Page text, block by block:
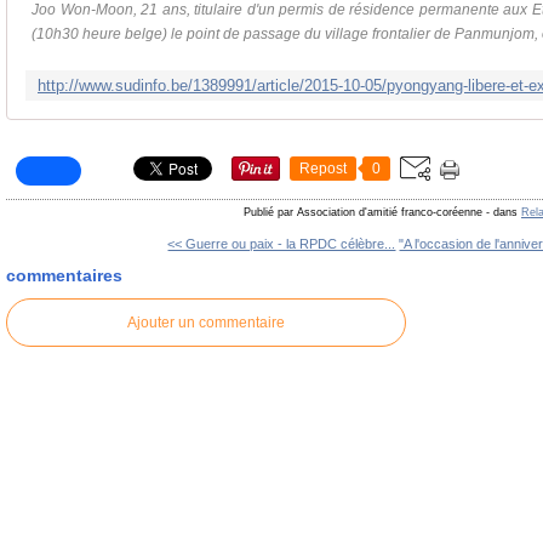
Joo Won-Moon, 21 ans, titulaire d'un permis de résidence permanente aux
(10h30 heure belge) le point de passage du village frontalier de Panmunjom,
Repost 0
Publié par Association d'amitié franco-coréenne - dans
<< Guerre ou paix - la RPDC célèbre... "A l'occasion de
commentaires
Ajouter un commentaire